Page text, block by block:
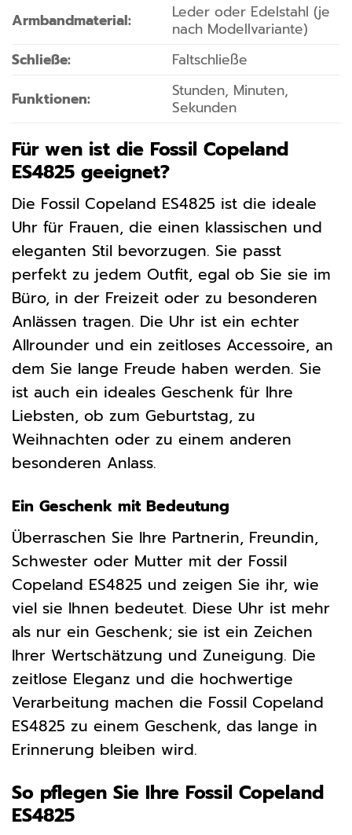
Armbandmaterial:
Leder oder Edelstahl (je
nach Modellvariante)
Schließe:
Faltschließe
Funktionen:
Stunden, Minuten,
Sekunden
Für wen ist die Fossil Copeland
ES4825 geeignet?
Die Fossil Copeland ES4825 ist die ideale
Uhr für Frauen, die einen klassischen und
eleganten Stil bevorzugen. Sie passt
perfekt zu jedem Outfit, egal ob Sie sie im
Büro, in der Freizeit oder zu besonderen
Anlässen tragen. Die Uhr ist ein echter
Allrounder und ein zeitloses Accessoire, an
dem Sie lange Freude haben werden. Sie
ist auch ein ideales Geschenk für Ihre
Liebsten, ob zum Geburtstag, zu
Weihnachten oder zu einem anderen
besonderen Anlass.
Ein Geschenk mit Bedeutung
Überraschen Sie Ihre Partnerin, Freundin,
Schwester oder Mutter mit der Fossil
Copeland ES4825 und zeigen Sie ihr, wie
viel sie Ihnen bedeutet. Diese Uhr ist mehr
als nur ein Geschenk; sie ist ein Zeichen
Ihrer Wertschätzung und Zuneigung. Die
zeitlose Eleganz und die hochwertige
Verarbeitung machen die Fossil Copeland
ES4825 zu einem Geschenk, das lange in
Erinnerung bleiben wird.
So pflegen Sie Ihre Fossil Copeland
ES4825